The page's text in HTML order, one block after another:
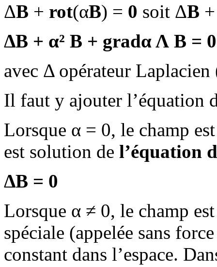
ΔB + rot(αB) = 0 soit ΔB
ΔB + α² B + gradα Λ B = 0
avec Δ opérateur Laplacien
Il faut y ajouter l’équation
Lorsque α = 0, le champ
est solution de l’équation
ΔB = 0
Lorsque α ≠ 0, le champ
spéciale (appelée sans
constant dans l’espace.